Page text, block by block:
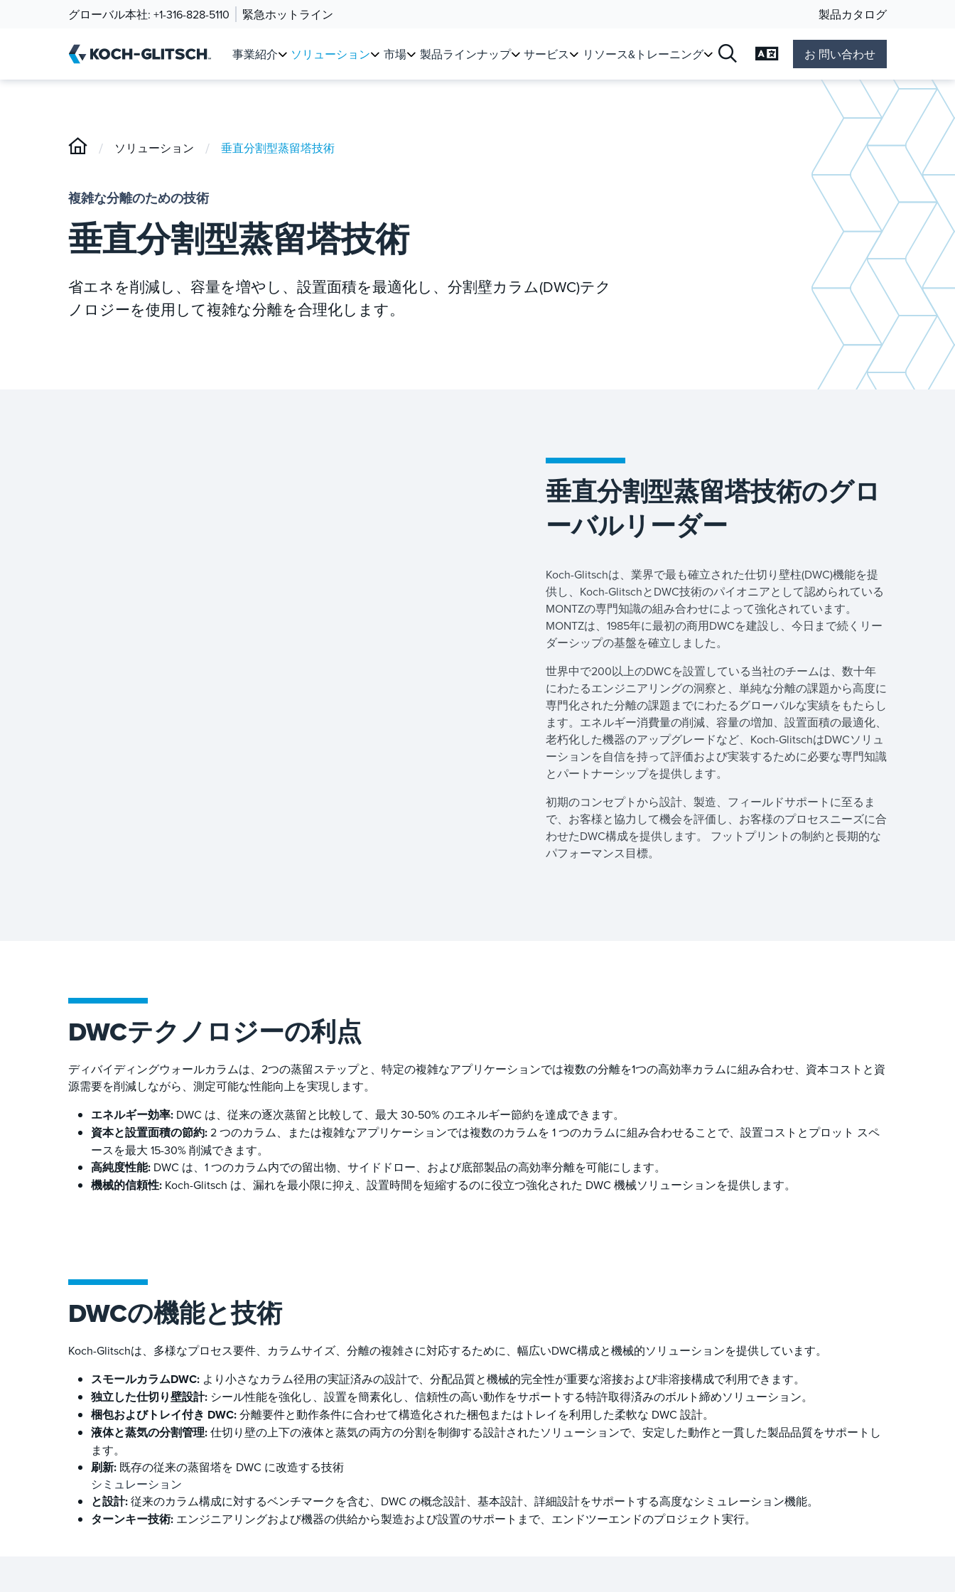
グローバル本社: +1-316-828-5110 緊急ホットライン 製品カタログ
事業紹介 ソリューション 市場 製品ラインナップ サービス リソース&トレーニング 言語の変更お 問い合わせ
/ ソリューション / 垂直分割型蒸留塔技術
複雑な分離のための技術
垂直分割型蒸留塔技術
省エネを削減し、容量を増やし、設置面積を最適化し、分割壁カラム(DWC)テク
ノロジーを使用して複雑な分離を合理化します。
垂直分割型蒸留塔技術のグロ
ーバルリーダー
Koch-Glitschは、業界で最も確立された仕切り壁柱(DWC)機能を提
供し、Koch-GlitschとDWC技術のパイオニアとして認められている
MONTZの専門知識の組み合わせによって強化されています。
MONTZは、1985年に最初の商用DWCを建設し、今日まで続くリー
ダーシップの基盤を確立しました。
世界中で200以上のDWCを設置している当社のチームは、数十年
にわたるエンジニアリングの洞察と、単純な分離の課題から高度に
専門化された分離の課題までにわたるグローバルな実績をもたらし
ます。エネルギー消費量の削減、容量の増加、設置面積の最適化、
老朽化した機器のアップグレードなど、Koch-GlitschはDWCソリュ
ーションを自信を持って評価および実装するために必要な専門知識
とパートナーシップを提供します。
初期のコンセプトから設計、製造、フィールドサポートに至るま
で、お客様と協力して機会を評価し、お客様のプロセスニーズに合
わせたDWC構成を提供します。 フットプリントの制約と長期的な
パフォーマンス目標。
DWCテクノロジーの利点
ディバイディングウォールカラムは、2つの蒸留ステップと、特定の複雑なアプリケーションでは複数の分離を1つの高効率カラムに組み合わせ、資本コストと資
源需要を削減しながら、測定可能な性能向上を実現します。
エネルギー効率: DWC は、従来の逐次蒸留と比較して、最大 30-50% のエネルギー節約を達成できます。
資本と設置面積の節約:2 つのカラム、または複雑なアプリケーションでは複数のカラムを 1 つのカラムに組み合わせることで、設置コストとプロット スペ
ースを最大 15-30% 削減できます。
高純度性能: DWC は、1 つのカラム内での留出物、サイドドロー、および底部製品の高効率分離を可能にします。
機械的信頼性: Koch-Glitsch は、漏れを最小限に抑え、設置時間を短縮するのに役立つ強化された DWC 機械ソリューションを提供します。
DWCの機能と技術
Koch-Glitschは、多様なプロセス要件、カラムサイズ、分離の複雑さに対応するために、幅広いDWC構成と機械的ソリューションを提供しています。
スモールカラムDWC: より小さなカラム径用の実証済みの設計で、分配品質と機械的完全性が重要な溶接および非溶接構成で利用できます。
独立した仕切り壁設計: シール性能を強化し、設置を簡素化し、信頼性の高い動作をサポートする特許取得済みのボルト締めソリューション。
梱包およびトレイ付き DWC:分離要件と動作条件に合わせて構造化された梱包またはトレイを利用した柔軟な DWC 設計。
液体と蒸気の分割管理:仕切り壁の上下の液体と蒸気の両方の分割を制御する設計されたソリューションで、安定した動作と一貫した製品品質をサポートし
ます。
刷新: 既存の従来の蒸留塔を DWC に改造する技術
シミュレーション
と設計:従来のカラム構成に対するベンチマークを含む、DWC の概念設計、基本設計、詳細設計をサポートする高度なシミュレーション機能。
ターンキー技術: エンジニアリングおよび機器の供給から製造および設置のサポートまで、エンドツーエンドのプロジェクト実行。